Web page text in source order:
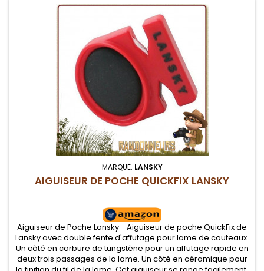
MARQUE: LANSKY
AIGUISEUR DE POCHE QUICKFIX LANSKY
Aiguiseur de Poche Lansky - Aiguiseur de poche QuickFix de
Lansky avec double fente d'affutage pour lame de couteaux.
Un côté en carbure de tungstène pour un affutage rapide en
deux trois passages de la lame. Un côté en céramique pour